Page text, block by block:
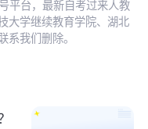
平台，最新自考过来人教
大学继续教育学院、湖北
系我们删除。